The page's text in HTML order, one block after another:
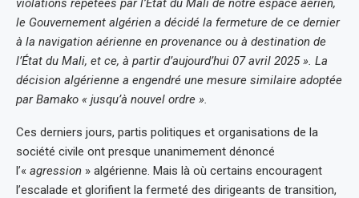
violations répétées par l’État du Mali de notre espace aérien,
le Gouvernement algérien a décidé la fermeture de ce dernier
à la navigation aérienne en provenance ou à destination de
l’État du Mali, et ce, à partir d’aujourd’hui 07 avril 2025 ». La
décision algérienne a engendré une mesure similaire adoptée
par Bamako « jusqu’à nouvel ordre ».
Ces derniers jours, partis politiques et organisations de la
société civile ont presque unanimement dénoncé
l’« agression » algérienne. Mais là où certains encouragent
l’escalade et glorifient la fermeté des dirigeants de transition,